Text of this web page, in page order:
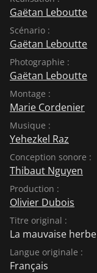
Gaëtan Leboutte
Scénario :
Gaëtan Leboutte
Photographie :
Gaëtan Leboutte
Montage :
Marie Cordenier
Musique :
Yehezkel Raz
Conception sonore :
Thibaut Nguyen
Production :
Olivier Dubois
Titre original :
La mauvaise herbe
Langue originale :
Français